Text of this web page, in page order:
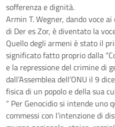
sofferenza e dignità.
Armin T. Wegner, dando voce
di Der es Zor, è diventato la
Quello degli armeni è stato il
significato fatto proprio dalla
e la repressione del crimine di
dall’Assemblea dell’ONU il 9
fisica di un popolo e della sua
“ Per Genocidio si intende uno
commessi con l’intenzione di